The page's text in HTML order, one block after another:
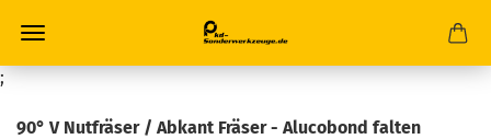
;
90° V Nutfräser / Abkant Fräser - Alucobond falten